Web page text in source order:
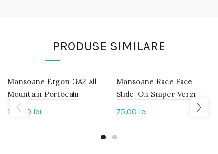
PRODUSE SIMILARE
IN
STOC
Mansoane Ergon GA2 All
Mountain Portocalii
160,00 lei
IN
STOC
Mansoane Race Face
Slide-On Sniper Verzi
75,00 lei